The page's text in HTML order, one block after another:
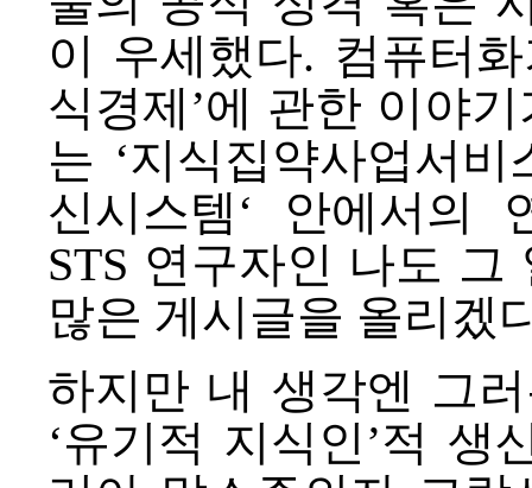
이 우세했다. 컴퓨터
식경제’에 관한 이야
는 ‘지식집약사업서비
신시스템‘ 안에서의
STS 연구자인 나도
많은 게시글을 올리겠
하지만 내 생각엔 그
‘유기적 지식인 ’적 생